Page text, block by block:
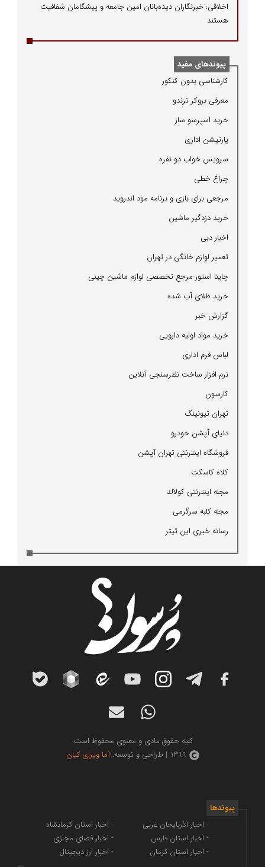
اخلاقی: خبرنگاران دیده‌بانان امین جامعه و پیشگامان شفافیت
هستند
پیوندهای مفید
كارشناسی بدون كنكور
معرفی بروكر ترندو
خرید اسپرسو ساز
پارتیشن اداری
سرویس خواب دو نفره
چراغ خطی
مرجعی برای بازی و برنامه مود اندروید
خرید دزدگیر ماشین
اخبار دبی
تعمیر لوازم خانگی در تهران
چاینا استور-مرجع تخصصی لوازم ماشین چینی
خرید طلای آب شده
گزارش خبر
خرید مواد اولیه دارویی
لباس فرم اداری
نرم افزار ساخت نظرسنجی آنلاین
كارسون
تهران تیونینگ
دنیای آپشن خودرو
فروشگاه اینترنتی تهران آپشن
كلاه كاسكت
مجله اینترنتی كولاك
مجله كلبه سرگرمی
رسانه خبری این تیتر
کلیه حقوق مادی و معنوی محفوظ است.
1399 | طراحی و توسعه:
آما ویرای کیان
پیوندها
- اخبار آذربایجان غربی
- اخبار استان فارس
- اخبار استان کرمان
- اخبار استان کرمانشاه
- اخبار فضای مجازی
- اخبار ارز دیجیتال